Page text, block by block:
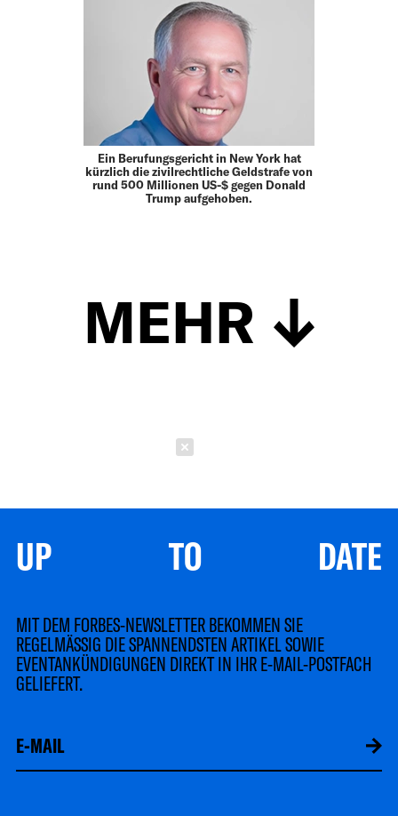
Ein Berufungsgericht in New York hat
kürzlich die zivilrechtliche Geldstrafe von
rund 500 Millionen US-$ gegen Donald
Trump aufgehoben.
MEHR
UP TO DATE
MIT DEM FORBES-NEWSLETTER BEKOMMEN SIE
REGELMÄSSIG DIE SPANNENDSTEN ARTIKEL SOWIE
EVENTANKÜNDIGUNGEN DIREKT IN IHR E-MAIL-POSTFACH
GELIEFERT.